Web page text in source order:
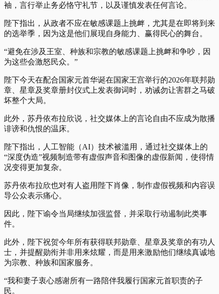
袖，言行举止务必恪守礼节，以及谨慎发表任何言论。
陛下指出，从政者不应在敏感课题上挑衅，尤其是在即将到来
的选举季，因为这是他们展现自身能力、赢得民心的舞台。
“避免在涉及王室、种族和宗教的敏感课题上挑衅和争吵，因
为这些会激怒民众。”
陛下今天在配合国家元首华诞在国家王宫举行的2026年联邦勋
章、星章及奖章册封仪式上发表御词时，劝诫勿让害群之马破
坏整个大局。
此外，苏丹依布拉欣说，社交媒体上的言论自由不应成为散播
诽谤和仇恨的温床。
陛下指出，人工智能（AI）技术被滥用，通过社交媒体上的
“深度伪造”视频制造带有虚假声音和图像的虚假新闻，使得情
况变得更加复杂。
苏丹依布拉欣也对有人盗用陛下肖像，制作虚假视频和内容误
导公众表示痛心。
因此，陛下谕令当局继续加强监督，并采取行动遏制此类事
件。
此外，陛下祝贺今年所有获得联邦勋章、星章及奖章的有功人
士，并提醒勋衔并非用来炫耀，而是用来激励他们继续真诚地
为宗教、种族和国家服务。
“我和妻子衷心感谢所有一路陪伴我履行国家元首职责的子
民。